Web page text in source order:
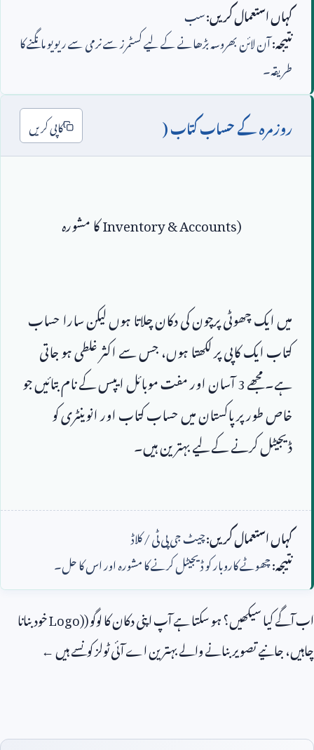
کہاں استعمال کریں:سب
نتیجہ:آن لائن بھروسہ بڑھانے کے لیے کسٹمرز سے نرمی سے ریویو مانگنے کا
طریقہ۔
روزمرہ کے حساب کتاب ( کاپی کریں
Inventory & Accounts)
ہے۔ مجھے 3
کہاں استعمال کریں:چیٹ جی پی ٹی / کلاڈ
نتیجہ:چھوٹے کاروبار کو ڈیجیٹل کرنے کا مشورہ اور اس کا حل۔
اب آگے کیا سیکھیں؟ ہو سکتا ہے آپ اپنی دکان کا لوگو (Logo)خود بنانا
چاہیں، جانیے تصویر بنانے والے بہترین اے آئی ٹولز کونسے ہیں ←